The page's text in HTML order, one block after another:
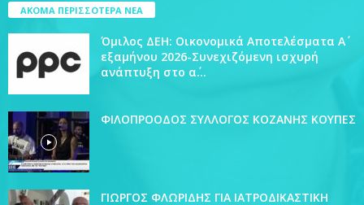
ΑΚΟΜΑ ΠΕΡΙΣΣΟΤΕΡΑ ΝΕΑ
Όμιλος ΔΕΗ: Οικονομικά Αποτελέσματα Α΄
εξαμήνου 2026-Συνεχιζόμενη ισχυρή
ανάπτυξη στο α΄...
ΦΙΛΟΠΡΟΟΔΟΣ ΣΥΛΛΟΓΟΣ ΚΟΖΑΝΗΣ ΚΟΥΠΕΣ
ΓΙΩΡΓΟΣ ΦΛΩΡΙΔΗΣ ΓΙΑ ΙΑΤΡΟΔΙΚΑΣΤΙΚΗ